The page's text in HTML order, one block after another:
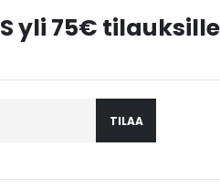
yli 75€
TILAA